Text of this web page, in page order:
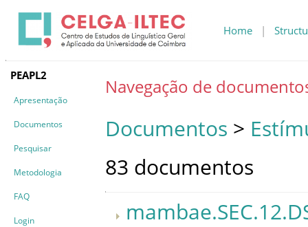
Home |
PEAPL2
Apresentação
Documentos
Pesquisar
Metodologia
FAQ
Login
Navegação de
Documentos >
83 documentos